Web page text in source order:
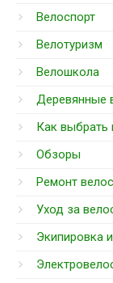
Велоспорт
Велотуризм
Велошкола
Деревянные
Как выбрать
Обзоры
Ремонт
Уход за
Экипировка